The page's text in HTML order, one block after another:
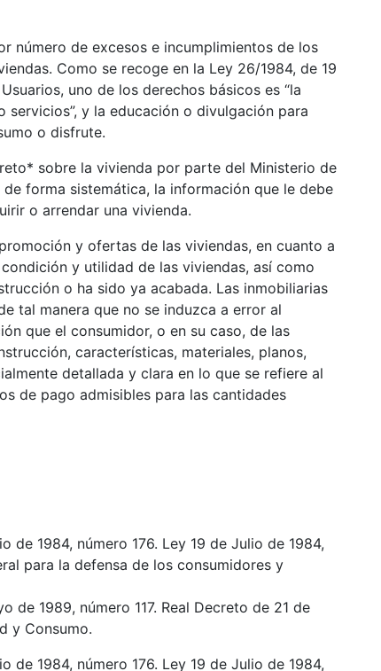
de excesos e incumplimientos de los
Como se recoge en la Ley 26/1984, de 19
uno de los derechos básicos es “la
y la educación o divulgación para
o disfrute.
sobre la vivienda por parte del Ministerio de
forma sistemática, la información que le debe
o arrendar una vivienda.
y ofertas de las viviendas, en cuanto a
y utilidad de las viviendas, así como
o ha sido ya acabada. Las inmobiliarias
tal manera que no se induzca a error al
que el consumidor, o en su caso, de las
características, materiales, planos,
detallada y clara en lo que se refiere al
de pago admisibles para las cantidades
1984, número 176. Ley 19 de Julio de 1984,
para la defensa de los consumidores y
1989, número 117. Real Decreto de 21 de
y Consumo.
1984, número 176. Ley 19 de Julio de 1984,